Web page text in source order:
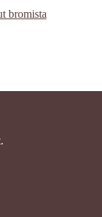
bromista